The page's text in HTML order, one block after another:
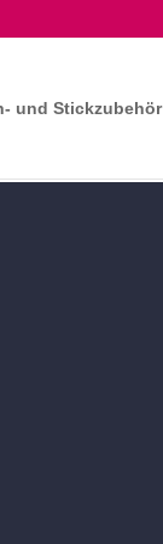
und Stickzubehör